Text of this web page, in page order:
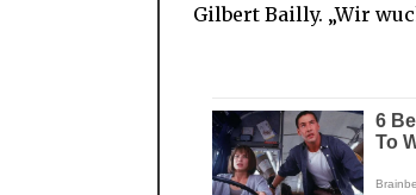
Gilbert Bailly. „Wir